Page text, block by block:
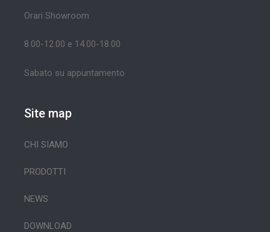
Orari Showroom
8.00-12.00 e 14.00-18.00
Sabato su appuntamento
Site map
CHI SIAMO
PRODOTTI
NEWS
DOWNLOAD